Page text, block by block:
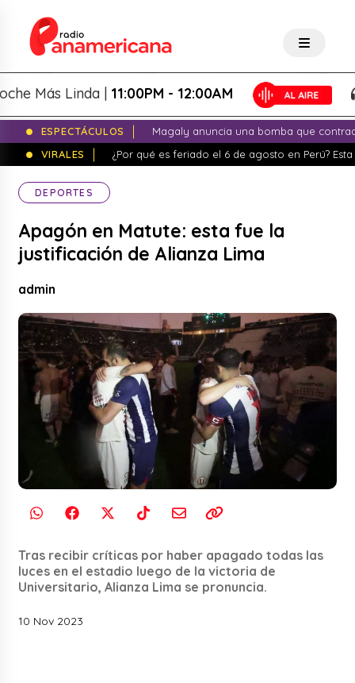
Linda |11:00PM - 12:00AM
ESPECTÁCULOS
Magaly anuncia una bomba que
VIRALES
¿Por qué es feriado el 6 de agosto en Perú?
DEPORTES
Apagón en Matute: esta fue la
justificación de Alianza Lima
admin
Tras recibir críticas por haber apagado todas las
luces en el estadio luego de la victoria de
Universitario, Alianza Lima se pronuncia.
10 Nov 2023